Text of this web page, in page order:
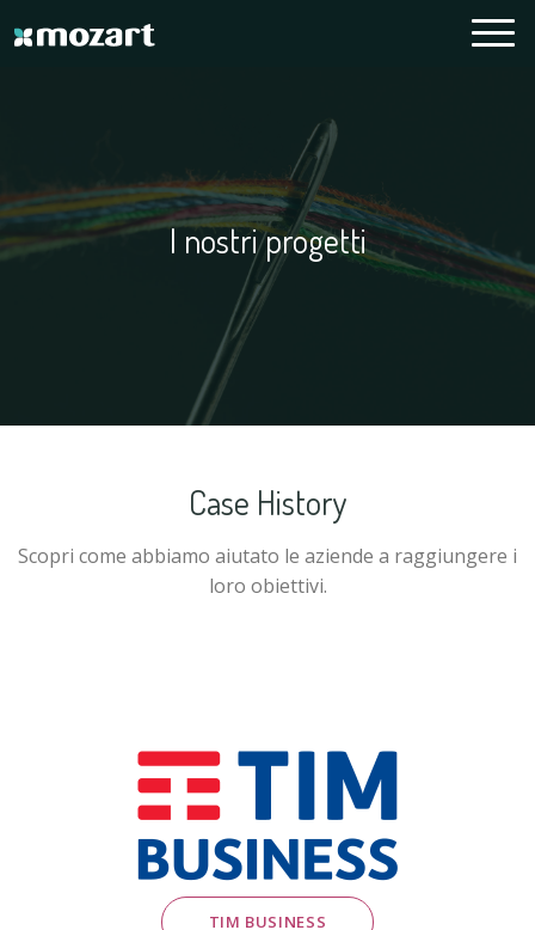
I nostri progetti
Case History
Scopri come abbiamo aiutato le aziende a raggiungere i
loro obiettivi.
TIM BUSINESS